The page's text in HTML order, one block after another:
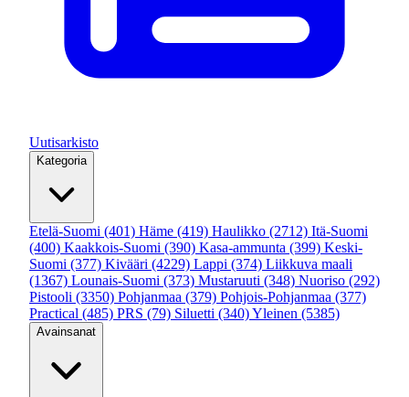
Uutisarkisto
Kategoria
Etelä-Suomi (401) Häme (419) Haulikko (2712) Itä-Suomi
(400) Kaakkois-Suomi (390) Kasa-ammunta (399) Keski-
Suomi (377) Kivääri (4229) Lappi (374) Liikkuva maali
(1367) Lounais-Suomi (373) Mustaruuti (348) Nuoriso (292)
Pistooli (3350) Pohjanmaa (379) Pohjois-Pohjanmaa (377)
Practical (485) PRS (79) Siluetti (340)Yleinen (5385)
Avainsanat